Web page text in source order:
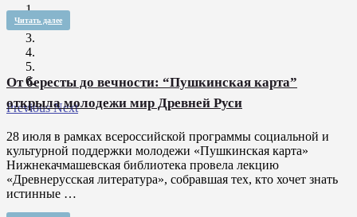
Previous Next
Читать далее
От бересты до вечности: “Пушкинская карта”
открыла молодежи мир Древней Руси
28 июля в рамках всероссийской программы социальной и
культурной поддержки молодежи «Пушкинская карта»
Нижнекачмашевская библиотека провела лекцию
«Древнерусская литература», собравшая тех, кто хочет знать
истинные …